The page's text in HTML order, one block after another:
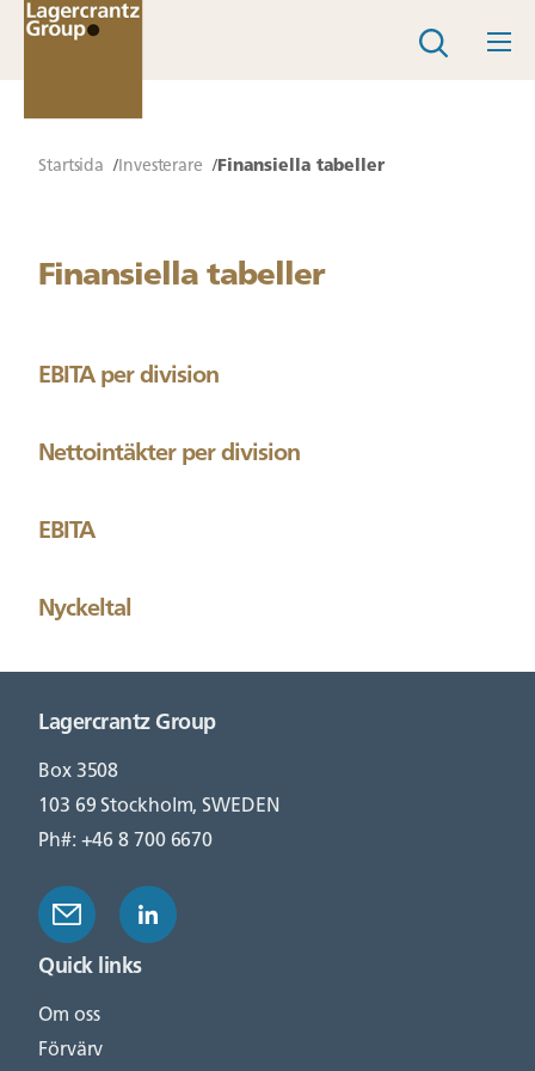
Startsida Investerare Finansiella tabeller
Finansiella tabeller
EBITA per division
Nettointäkter per division
EBITA
Nyckeltal
Lagercrantz Group
Box 3508
103 69 Stockholm, SWEDEN
Ph#: +46 8 700 6670
Quick links
Om oss
Förvärv